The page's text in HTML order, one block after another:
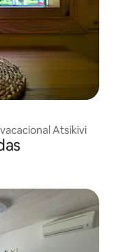
Atsikivi